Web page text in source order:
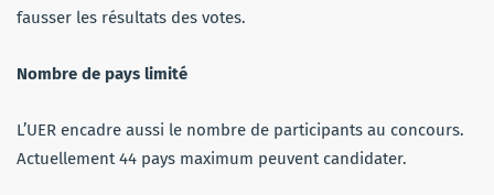
fausser les résultats des votes.
Nombre de pays limité
L’UER encadre aussi le nombre de participants au concours.
Actuellement 44 pays maximum peuvent candidater.